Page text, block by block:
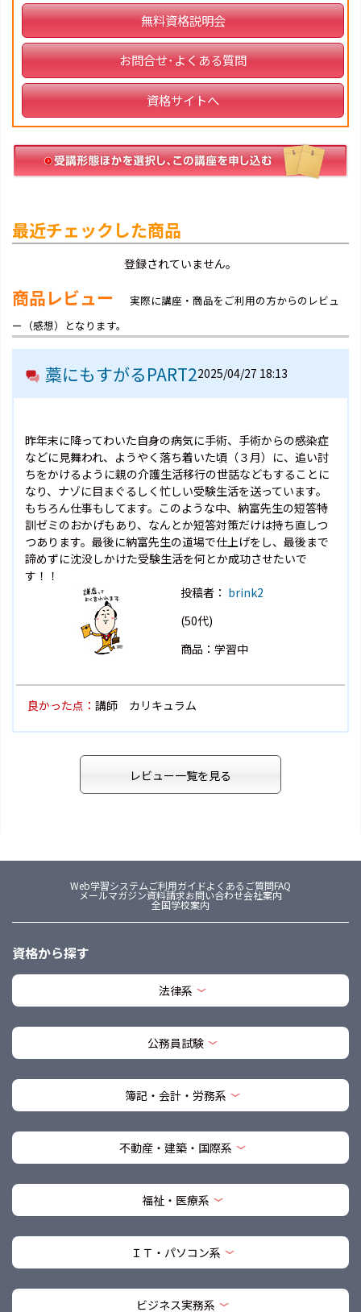
無料資格説明会
お問合せ･よくある質問
資格サイトへ
最近チェックした商品
登録されていません。
商品レビュー
実際に講座・商品をご利用の方からのレビュ
ー（感想）となります。
藁にもすがるPART22025/04/27 18:13
昨年末に降ってわいた自身の病気に手術、手術からの感染症
などに見舞われ、ようやく落ち着いた頃（３月）に、追い討
ちをかけるように親の介護生活移行の世話などもすることに
なり、ナゾに目まぐるしく忙しい受験生活を送っています。
もちろん仕事もしてます。このような中、納富先生の短答特
訓ゼミのおかげもあり、なんとか短答対策だけは持ち直しつ
つあります。最後に納富先生の道場で仕上げをし、最後まで
諦めずに沈没しかけた受験生活を何とか成功させたいで
す！！
投稿者： brink2
(50代)
商品：学習中
良かった点： 講師 カリキュラム
レビュー一覧を見る
Web学習システムご利用ガイドよくあるご質問FAQ
メールマガジン資料請求お問い合わせ会社案内
全国学校案内
資格から探す
法律系
公務員試験
簿記・会計・労務系
不動産・建築・国際系
福祉・医療系
ＩＴ・パソコン系
ビジネス実務系